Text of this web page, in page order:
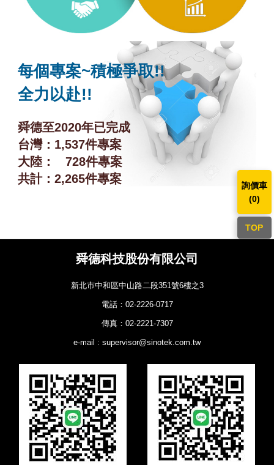
詢價車
(0)
TOP
每個專案~積極爭取!!
全力以赴!!
舜德至2020年已完成
台灣：1,537件專案
大陸： 728件專案
共計：2,265件專案
舜德科技股份有限公司
新北市中和區中山路二段351號6樓之3
電話：02-2226-0717
傳真：02-2221-7307
e-mail : supervisor@sinotek.com.tw